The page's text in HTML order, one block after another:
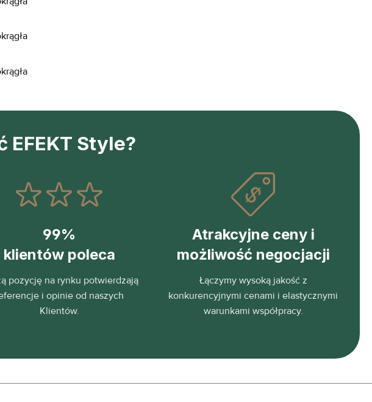
Style?
99%
klientów poleca
pozycję na rynku potwierdzają
i opinie od naszych
Klientów.
Atrakcyjne ceny i
możliwość negocjacji
Łączymy wysoką jakość z
konkurencyjnymi cenami i elastycznymi
warunkami współpracy.